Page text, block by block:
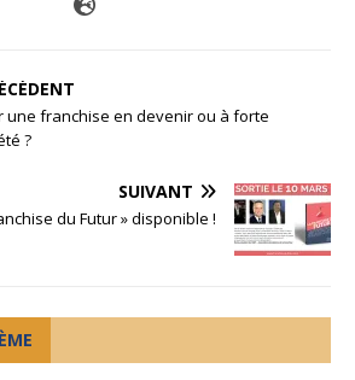
une franchise en devenir ou à forte
?
SUIVANT
du Futur » disponible !